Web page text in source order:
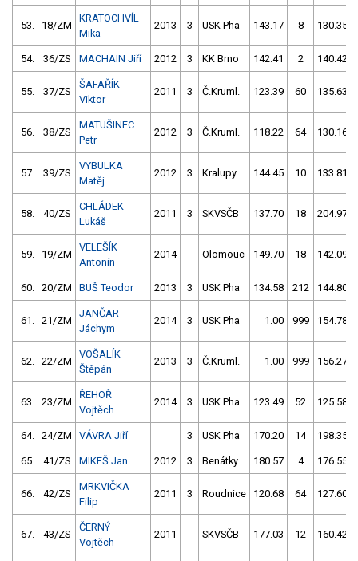
53. 18/ZM
KRATOCHVÍL
Mika
2013 3 USK Pha 143.17 8 130.35
54. 36/ZS MACHAIN Jiří 2012 3 KK Brno 142.41 2 140.42
55. 37/ZS
ŠAFAŘÍK
Viktor
2011 3 Č.Kruml. 123.39 60 135.63
56. 38/ZS
MATUŠINEC
Petr
2012 3 Č.Kruml. 118.22 64 130.16
57. 39/ZS
VYBULKA
Matěj
2012 3 Kralupy 144.45 10 133.81
58. 40/ZS
CHLÁDEK
Lukáš
2011 3 SKVSČB 137.70 18 204.97
59. 19/ZM
VELEŠÍK
Antonín
2014 Olomouc 149.70 18 142.09
60. 20/ZM BUŠ Teodor 2013 3 USK Pha 134.58 212 144.80
61. 21/ZM
JANČAR
Jáchym
2014 3 USK Pha 1.00 999 154.78
62. 22/ZM
VOŠALÍK
Štěpán
2013 3 Č.Kruml. 1.00 999 156.27
63. 23/ZM
ŘEHOŘ
Vojtěch
2014 3 USK Pha 123.49 52 125.58
64. 24/ZM VÁVRA Jiří 3 USK Pha 170.20 14 198.35
65. 41/ZS MIKEŠ Jan 2012 3 Benátky 180.57 4 176.55
66. 42/ZS
MRKVIČKA
Filip
2011 3 Roudnice 120.68 64 127.60
67. 43/ZS
ČERNÝ
Vojtěch
2011 SKVSČB 177.03 12 160.42